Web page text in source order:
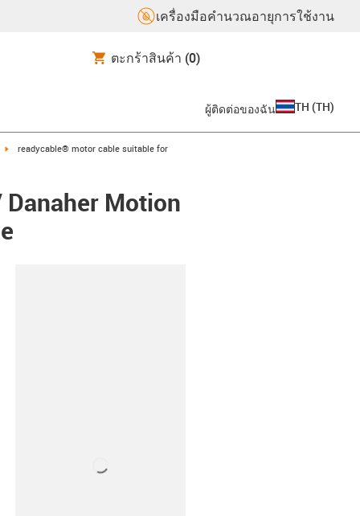
เครื่องมือคำนวณอายุการใช้งาน
ตะกร้าสินค้า (0)
ผู้ติดต่อของฉัน TH (TH)
igus-icon-arrow-right
readycable® motor cable suitable for
Motion